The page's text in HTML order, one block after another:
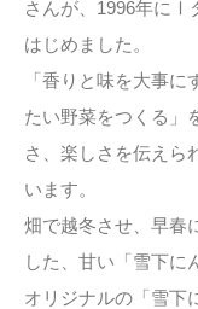
さんが、1996年にⅠ
はじめました。
「香りと味を大事
たい野菜をつくる」
さ、楽しさを伝えら
います。
畑で越冬させ、早春
した、甘い「雪下に
オリジナルの「雪下